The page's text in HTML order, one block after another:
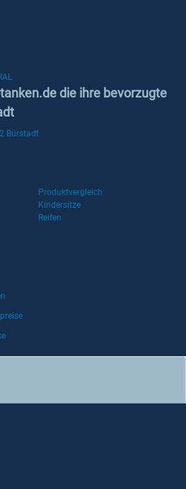
die ihre bevorzugte
Bürstadt
Produktvergleich
Kindersitze
Reifen